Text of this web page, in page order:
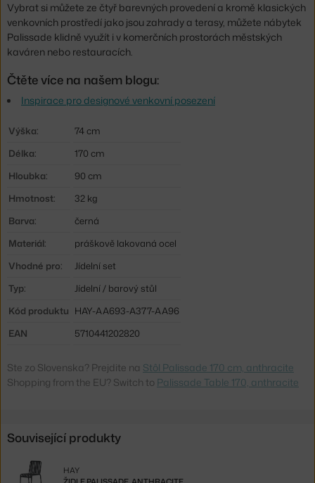
Vybrat si můžete ze čtyř barevných provedení a kromě klasických
venkovních prostředí jako jsou zahrady a terasy, můžete nábytek
Palissade klidně využít i v komerčních prostorách městských
kaváren nebo restauracích.
Čtěte více na našem blogu:
Inspirace pro designové venkovní posezení
Výška:
74 cm
Délka:
170 cm
Hloubka:
90 cm
Hmotnost:
32 kg
Barva:
černá
Materiál:
práškově lakovaná ocel
Vhodné pro:
Jídelní set
Typ:
Jídelní / barový stůl
Kód produktu HAY-AA693-A377-AA96
EAN
5710441202820
Ste zo Slovenska? Prejdite na Stôl Palissade 170 cm, anthracite
Shopping from the EU? Switch to Palissade Table 170, anthracite
Související produkty
HAY